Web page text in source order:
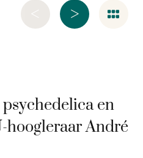
>
<
en
hoogleraar André